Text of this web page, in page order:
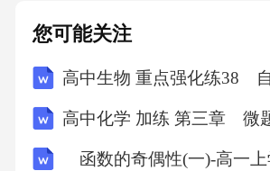
中不正确的是
A.若要使小彩灯在家庭电路中正
5盏小彩灯串联
您可能关注